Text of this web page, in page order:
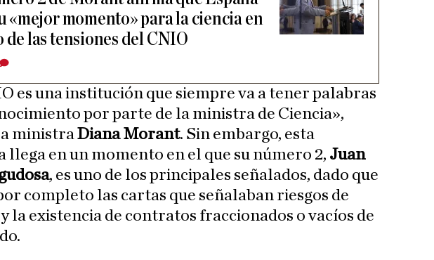
«mejor momento» para la ciencia en
de las tensiones del CNIO
es una institución que siempre va a tener palabras
por parte de la ministra de Ciencia»,
ministraDiana Morant. Sin embargo, esta
llega en un momento en el que su número 2, Juan
, es uno de los principales señalados, dado que
completo las cartas que señalaban riesgos de
la existencia de contratos fraccionados o vacíos de